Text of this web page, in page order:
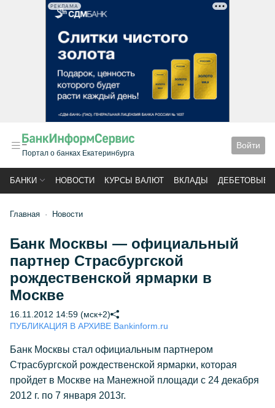
РЕКЛАМА
Портал о банках Екатеринбурга
Войти
БАНКИ НОВОСТИ КУРСЫ ВАЛЮТ ВКЛАДЫ ДЕБЕТОВЫЕ
Главная Новости
Банк Москвы — официальный
партнер Страсбургской
рождественской ярмарки в
Москве
16.11.2012 14:59 (мск+2)
ПУБЛИКАЦИЯ В АРХИВЕ Bankinform.ru
Банк Москвы стал официальным партнером
Страсбургской рождественской ярмарки, которая
пройдет в Москве на Манежной площади с 24 декабря
2012 г. по 7 января 2013г.